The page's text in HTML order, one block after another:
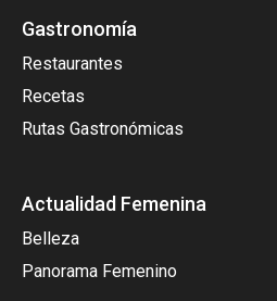
Gastronomía
Restaurantes
Recetas
Rutas Gastronómicas
Actualidad Femenina
Belleza
Panorama Femenino